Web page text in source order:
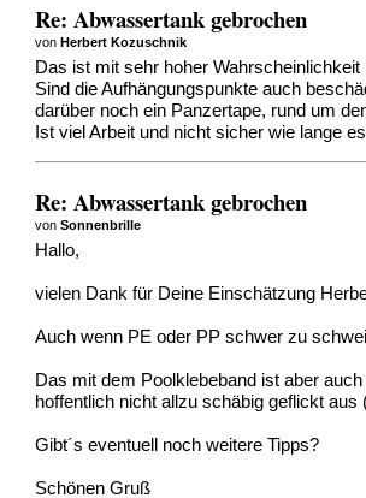
Re: Abwassertank gebrochen
vonHerbert Kozuschnik
Das ist mit sehr hoher
Sind die Aufhängungspunkte auch
darüber noch ein Panzertape, rund um
Ist viel Arbeit und nicht sicher wie lange
Re: Abwassertank gebrochen
vonSonnenbrille
Hallo,
vielen Dank für Deine Einschätzung
Auch wenn PE oder PP schwer zu
Das mit dem Poolklebeband ist aber
hoffentlich nicht allzu schäbig geflickt
Gibt´s eventuell noch weitere Tipps?
Schönen Gruß